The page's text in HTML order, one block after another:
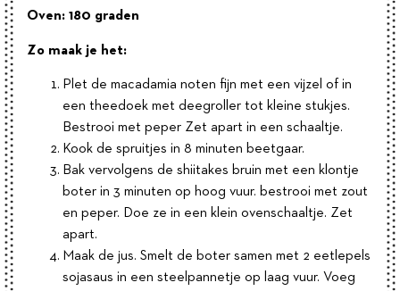
Oven: 180 graden
Zo maak je het:
Plet de macadamia noten fijn met een vijzel of in
een theedoek met deegroller tot kleine stukjes.
Bestrooi met peper Zet apart in een schaaltje.
Kook de spruitjes in 8 minuten beetgaar.
Bak vervolgens de shiitakes bruin met een klontje
boter in 3 minuten op hoog vuur. bestrooi met zout
en peper. Doe ze in een klein ovenschaaltje. Zet
apart.
Maak de jus. Smelt de boter samen met 2 eetlepels
sojasaus in een steelpannetje op laag vuur. Voeg